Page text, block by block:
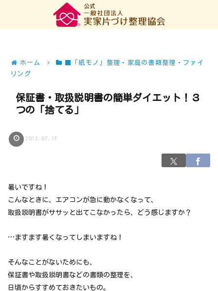
ホーム
■「紙モノ」整理・家庭の書類整理・ファイ
リング
保証書・取扱説明書の簡単ダイエット！３
つの「捨てる」
2013.07.17
暑いですね！
こんなときに、エアコンが急に動かなくなって、
取扱説明書がササッと出てこなかったら、どう感じますか？
…ますます暑くなってしまいますね！
そんなことがないためにも、
保証書や取扱説明書などの書類の整理を、
日頃からすすめておきたいもの。